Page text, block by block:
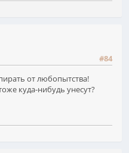
#84
от любопытства!
куда-нибудь унесут?